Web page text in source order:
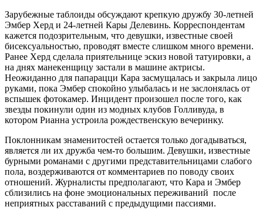
Зарубежные таблоиды обсуждают крепкую дружбу 30-летней
Эмбер Херд и 24-летней Кары Делевинь. Корреспондентам
кажется подозрительным, что девушки, известные своей
бисексуальностью, проводят вместе слишком много времени.
Ранее Херд сделала приятельнице эскиз новой татуировки, а
на днях манекенщицу застали в машине актрисы.
Неожиданно для папарацци Кара засмущалась и закрыла лицо
руками, пока Эмбер спокойно улыбалась и не заслонялась от
вспышек фотокамер. Инцидент произошел после того, как
звезды покинули один из модных клубов Голливуда, в
котором Рианна устроила рождественскую вечеринку.
Поклонникам знаменитостей остается только догадываться,
является ли их дружба чем-то большим. Девушки, известные
бурными романами с другими представительницами слабого
пола, воздерживаются от комментариев по поводу своих
отношений. Журналисты предполагают, что Кара и Эмбер
сблизились на фоне эмоциональных переживаний после
неприятных расставаний с предыдущими пассиями.